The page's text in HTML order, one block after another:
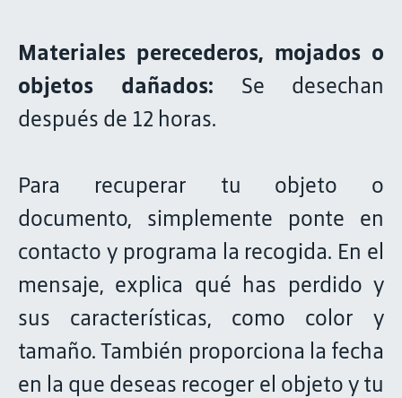
Materiales perecederos, mojados o
objetos dañados: Se desechan
después de 12 horas.
Para recuperar tu objeto o
documento, simplemente ponte en
contacto y programa la recogida. En el
mensaje, explica qué has perdido y
sus características, como color y
tamaño. También proporciona la fecha
en la que deseas recoger el objeto y tu